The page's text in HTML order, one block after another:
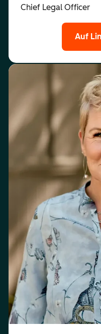
Chief Legal Officer
Auf